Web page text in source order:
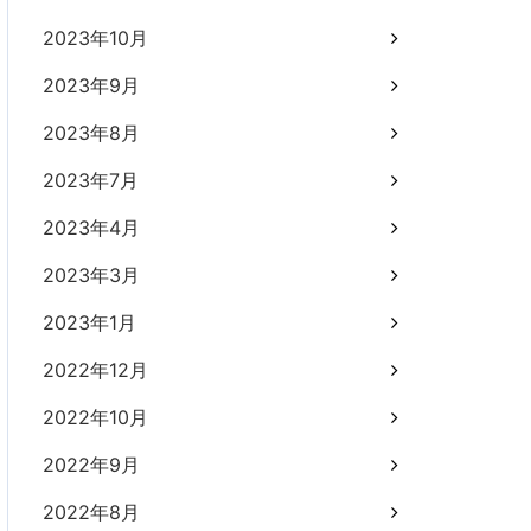
2023年10月
2023年9月
2023年8月
2023年7月
2023年4月
2023年3月
2023年1月
2022年12月
2022年10月
2022年9月
2022年8月